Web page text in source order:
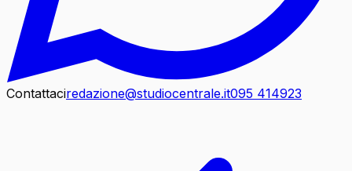
Contattaciredazione@studiocentrale.it095 414923